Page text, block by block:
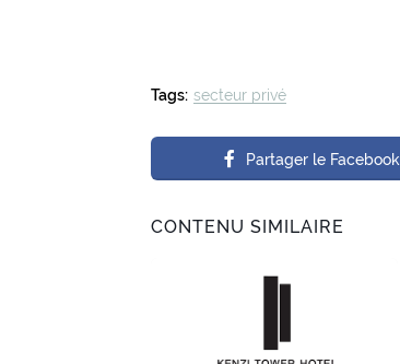
Tags: secteur privé
Partager le Facebook
CONTENU SIMILAIRE